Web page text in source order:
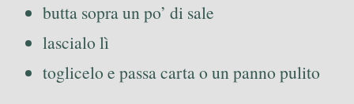
butta sopra un po’ di sale
lascialo lì
toglicelo e passa carta o un panno pulito